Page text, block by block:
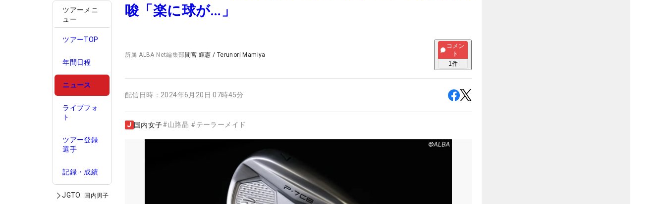
ツアーメニ
ュー
ツアーTOP
年間日程
ニュース
ライブフォ
ト
ツアー登録
選手
記録・成績
JGTO 国内男子
唆「楽に球が…」
所属ALBA Net編集部間宮 輝憲 / Terunori Mamiya
コメン
ト
1件
配信日時： 2024年6月20日 07時45分
国内女子#山路晶 #テーラーメイド